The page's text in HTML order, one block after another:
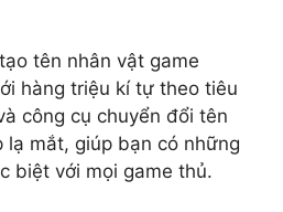
tên nhân vật game
hàng triệu kí tự theo tiêu
công cụ chuyển đổi tên
mắt, giúp bạn có những
biệt với mọi game thủ.